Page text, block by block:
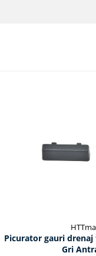
Picurator gauri drenaj
Gri